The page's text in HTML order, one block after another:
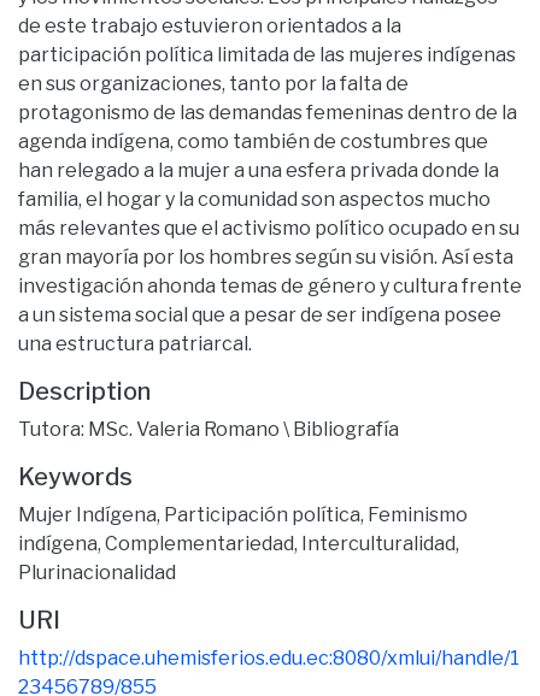
de este trabajo estuvieron orientados a la
participación política limitada de las mujeres indígenas
en sus organizaciones, tanto por la falta de
protagonismo de las demandas femeninas dentro de la
agenda indígena, como también de costumbres que
han relegado a la mujer a una esfera privada donde la
familia, el hogar y la comunidad son aspectos mucho
más relevantes que el activismo político ocupado en su
gran mayoría por los hombres según su visión. Así esta
investigación ahonda temas de género y cultura frente
a un sistema social que a pesar de ser indígena posee
una estructura patriarcal.
Description
Tutora: MSc. Valeria Romano \ Bibliografía
Keywords
Mujer Indígena, Participación política, Feminismo
indígena, Complementariedad, Interculturalidad,
Plurinacionalidad
URI
http://dspace.uhemisferios.edu.ec:8080/xmlui/handle/1
23456789/855